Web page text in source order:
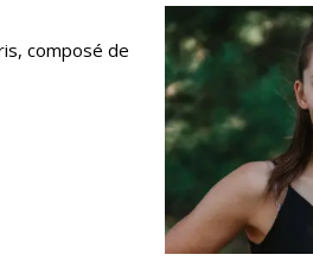
composé de